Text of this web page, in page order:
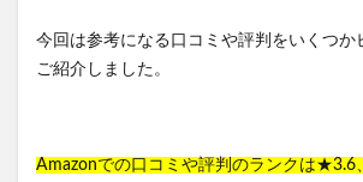
今回は参考になる口コミや評判をいくつか
ご紹介しました。
Amazonでの口コミや評判のランクは★3.6